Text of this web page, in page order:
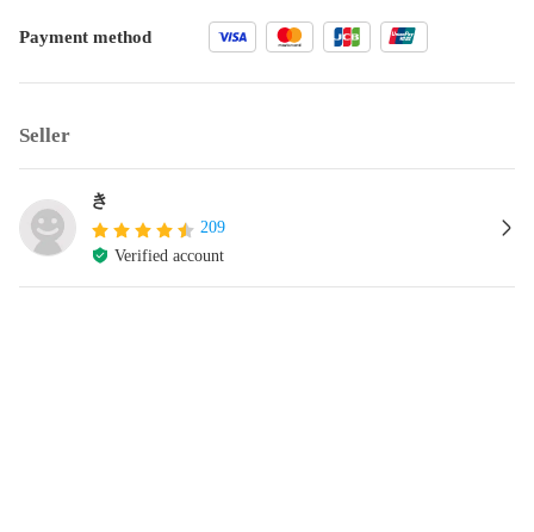
Payment method
Seller
き
209
Verified account